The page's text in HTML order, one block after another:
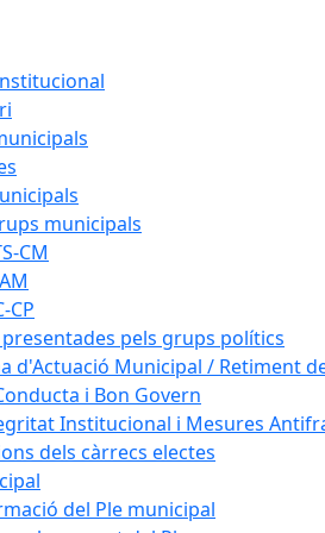
municipals
CM
CP
pels grups polítics
d'Actuació Municipal / Retiment
i Bon Govern
Institucional i Mesures
dels càrrecs electes
del Ple municipal